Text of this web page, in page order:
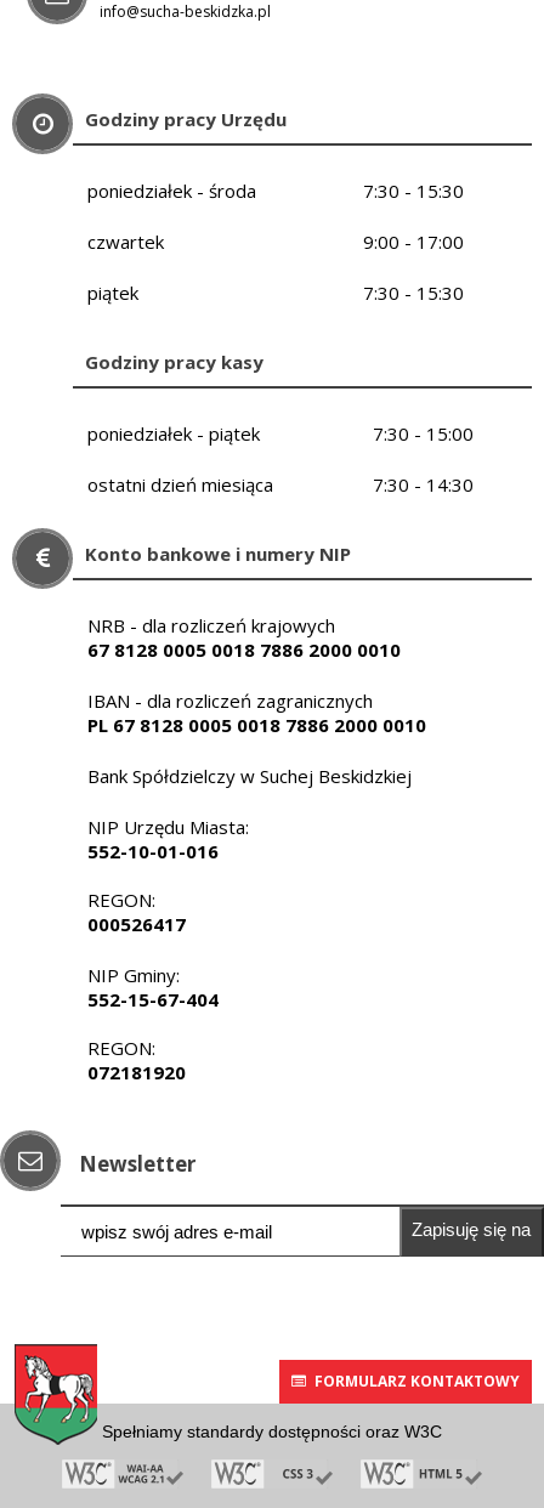
info@sucha-beskidzka.pl
Godziny pracy Urzędu
poniedziałek - środa 7:30 - 15:30
czwartek 9:00 - 17:00
piątek 7:30 - 15:30
Godziny pracy kasy
poniedziałek - piątek 7:30 - 15:00
ostatni dzień miesiąca 7:30 - 14:30
Konto bankowe i numery NIP
NRB - dla rozliczeń krajowych
67 8128 0005 0018 7886 2000 0010
IBAN - dla rozliczeń zagranicznych
PL 67 8128 0005 0018 7886 2000 0010
Bank Spółdzielczy w Suchej Beskidzkiej
NIP Urzędu Miasta:
552-10-01-016
REGON:
000526417
NIP Gminy:
552-15-67-404
REGON:
072181920
Newsletter
Zapisuję się na
FORMULARZ KONTAKTOWY
Spełniamy standardy dostępności oraz W3C